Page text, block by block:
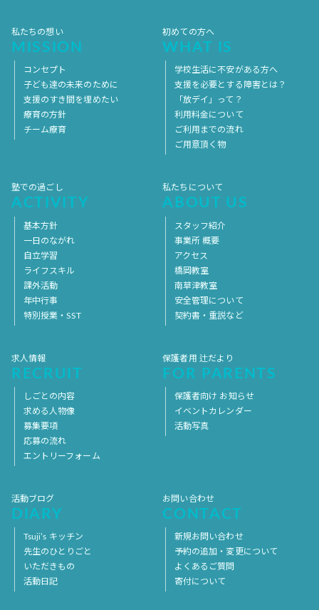
私たちの想い
MISSION
コンセプト
子ども達の未来のために
支援のすき間を埋めたい
療育の方針
チーム療育
初めての方へ
WHAT IS
学校生活に不安がある方へ
支援を必要とする障害とは？
「放デイ」って？
利用料金について
ご利用までの流れ
ご用意頂く物
塾での過ごし
ACTIVITY
基本方針
一日のながれ
自立学習
ライフスキル
課外活動
年中行事
特別授業・SST
私たちについて
ABOUT US
スタッフ紹介
事業所 概要
アクセス
橋岡教室
南草津教室
安全管理について
契約書・重説など
求人情報
RECRUIT
しごとの内容
求める人物像
募集要項
応募の流れ
エントリーフォーム
保護者用 辻だより
FOR PARENTS
保護者向け お知らせ
イベントカレンダー
活動写真
活動ブログ
DIARY
Tsuji’s キッチン
先生のひとりごと
いただきもの
活動日記
お問い合わせ
CONTACT
新規お問い合わせ
予約の追加・変更について
よくあるご質問
寄付について